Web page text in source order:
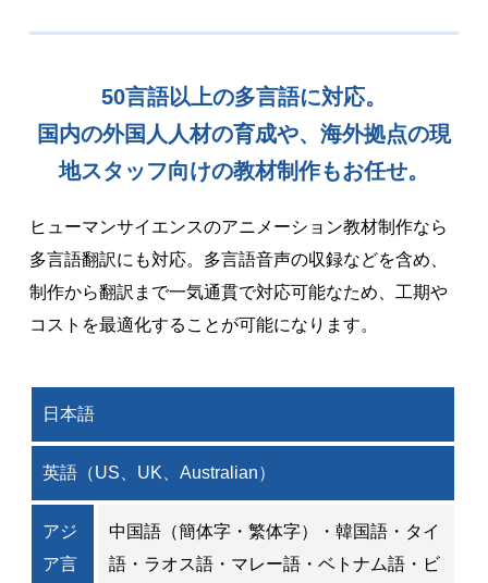
50言語以上の多言語に対応。
国内の外国人人材の育成や、海外拠点の現
地スタッフ向けの教材制作もお任せ。
ヒューマンサイエンスのアニメーション教材制作なら
多言語翻訳にも対応。 多言語音声の収録などを含め、
制作から翻訳まで一気通貫で対応可能なため、工期や
コストを最適化することが可能になります。
日本語
英語（US、UK、Australian）
アジ
ア言
中国語（簡体字・繁体字）・韓国語・タイ
語・ラオス語・マレー語・ベトナム語・ビ